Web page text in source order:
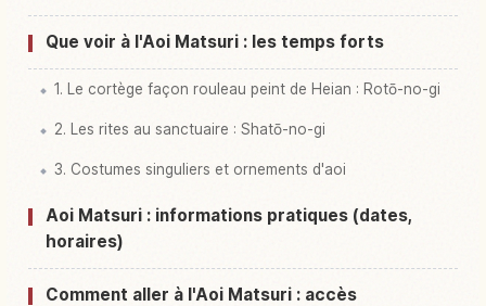
Que voir à l'Aoi Matsuri : les temps forts
1. Le cortège façon rouleau peint de Heian : Rotō-no-gi
2. Les rites au sanctuaire : Shatō-no-gi
3. Costumes singuliers et ornements d'aoi
Aoi Matsuri : informations pratiques (dates,
horaires)
Comment aller à l'Aoi Matsuri : accès